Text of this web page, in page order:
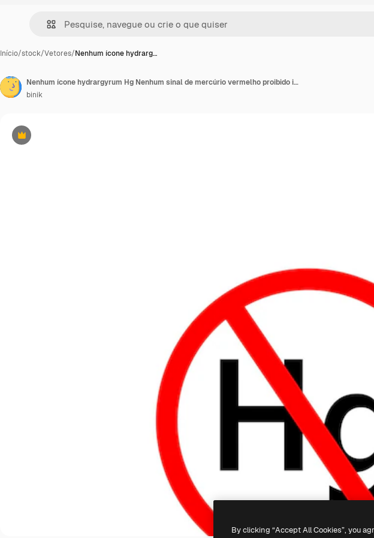
Início/stock/Vetores/Nenhum ícone hydrarg…
Premium
Nenhum ícone hydrargyrum Hg Nenhum sinal de mercúrio vermelho proibido ilustração vetorial
binik
By clicking “Accept All Cookies”, you